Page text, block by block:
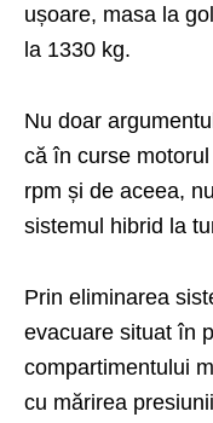
ușoare, masa la
la 1330 kg.
Nu doar
că în curse
rpm și de aceea,
sistemul hibrid la
Prin eliminarea
evacuare situat în
compartimentului
cu mărirea